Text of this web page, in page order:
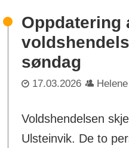
Oppdatering
søndag
17.03.2026
Voldshendelsen
Ulsteinvik. De to